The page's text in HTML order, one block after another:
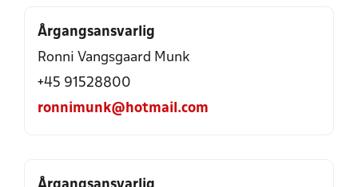
Årgangsansvarlig
Ronni Vangsgaard Munk
+45 91528800
ronnimunk@hotmail.com